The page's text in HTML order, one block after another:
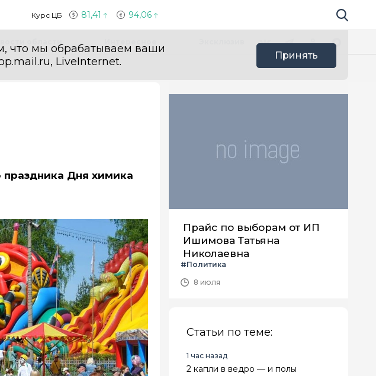
Курс ЦБ 81,41 94,06 Поиск по
что мы обрабатываем ваши
LiveInternet.
Принять
Дня химика
Прайс по выборам от ИП
Ишимова Татьяна
Николаевна
#Политика
8 июля
Статьи по теме:
1 час назад
2 капли в ведро — и полы